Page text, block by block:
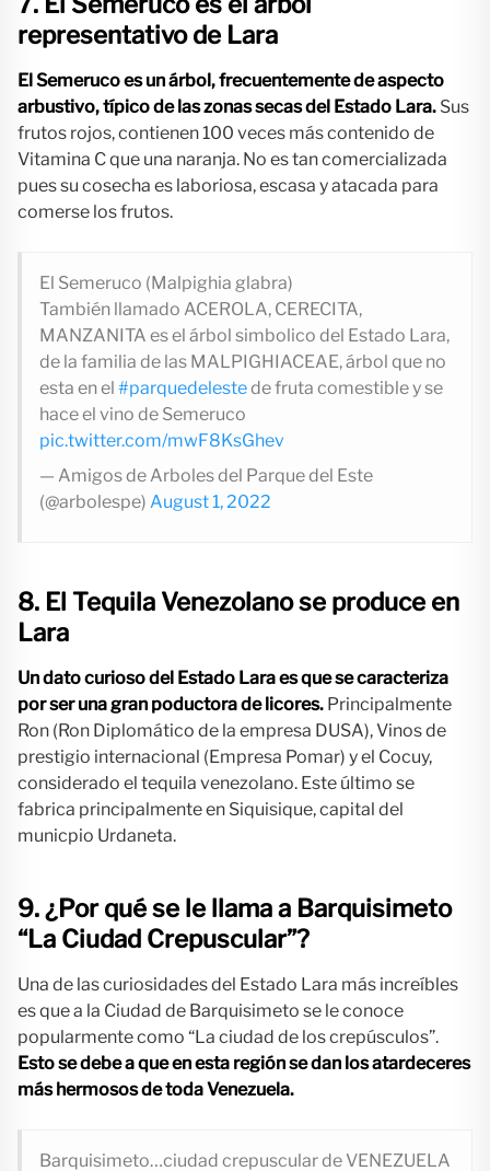
representativo de Lara
El Semeruco es un árbol, frecuentemente de aspecto
arbustivo, típico de las zonas secas del Estado Lara. Sus
frutos rojos, contienen 100 veces más contenido de
Vitamina C que una naranja. No es tan comercializada
pues su cosecha es laboriosa, escasa y atacada para
comerse los frutos.
El Semeruco (Malpighia glabra)
También llamado ACEROLA, CERECITA,
MANZANITA es el árbol simbolico del Estado Lara,
de la familia de las MALPIGHIACEAE, árbol que no
esta en el #parquedelestede fruta comestible y se
hace el vino de Semeruco
pic.twitter.com/mwF8KsGhev
— Amigos de Arboles del Parque del Este
(@arbolespe) August 1, 2022
8. El Tequila Venezolano se produce en
Lara
Un dato curioso del Estado Lara es que se caracteriza
por ser una gran poductora de licores. Principalmente
Ron (Ron Diplomático de la empresa DUSA), Vinos de
prestigio internacional (Empresa Pomar) y el Cocuy,
considerado el tequila venezolano. Este último se
fabrica principalmente en Siquisique, capital del
municpio Urdaneta.
9. ¿Por qué se le llama a Barquisimeto
“La Ciudad Crepuscular”?
Una de las curiosidades del Estado Lara más increíbles
es que a la Ciudad de Barquisimeto se le conoce
popularmente como “La ciudad de los crepúsculos”.
Esto se debe a que en esta región se dan los atardeceres
más hermosos de toda Venezuela.
Barquisimeto…ciudad crepuscular de VENEZUELA